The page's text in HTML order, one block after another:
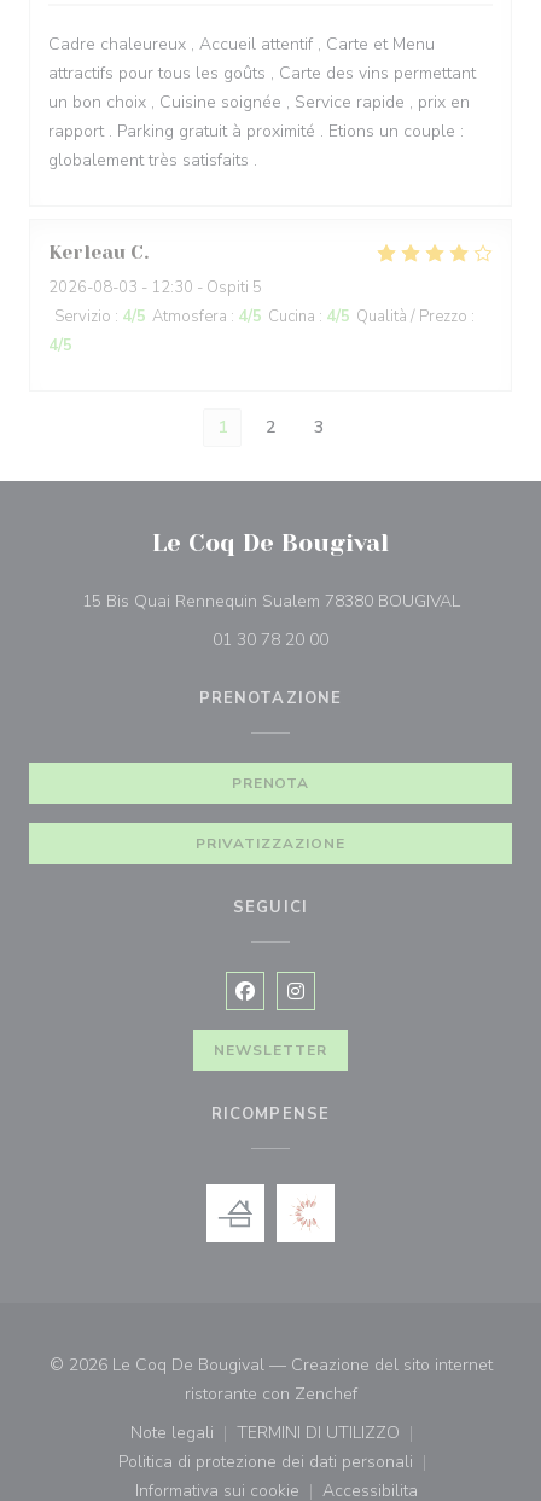
Cadre chaleureux , Accueil attentif , Carte et Menu
attractifs pour tous les goûts , Carte des vins permettant
un bon choix , Cuisine soignée , Service rapide , prix en
rapport . Parking gratuit à proximité . Etions un couple :
globalement très satisfaits .
Kerleau C
2026-08-03 - 12:30 - Ospiti 5
Servizio : 4/5 Atmosfera : 4/5 Cucina : 4/5 Qualità / Prezzo :
4/5
1 2 3
Le Coq De Bougival
15 Bis Quai Rennequin Sualem 78380 BOUGIVAL((apre
01 30 78 20 00
PRENOTAZIONE
PRENOTA
PRIVATIZZAZIONE
SEGUICI
Facebook ((apre una nuova
Instagram ((apre una nuova
NEWSLETTER
RICOMPENSE
© 2026 Le Coq De Bougival — Creazione del sito internet
ristorante con Zenchef((apre una nuova
Note legali
((apre una nuova finestra))
TERMINI DI UTILIZZO
((apre una nuova finestra))
Politica di protezione dei dati personali
((apre una nuova finestra))
Informativa sui cookie Accessibilita